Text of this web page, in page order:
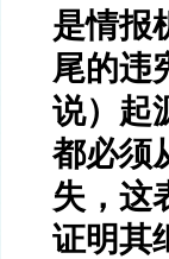
是情报
尾的违
说）起
都必须
失，这
证明其